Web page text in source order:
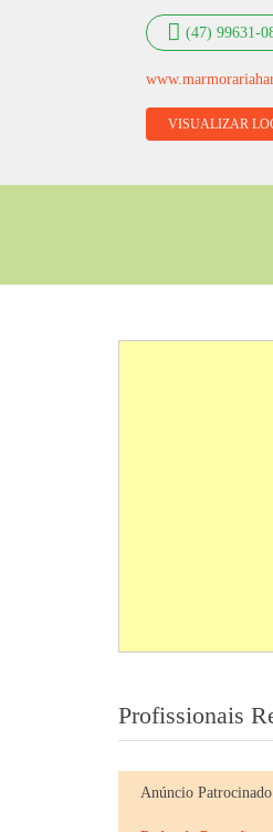
(47) 99631-
VISUALIZAR
Profissionais
Anúncio Patrocinado